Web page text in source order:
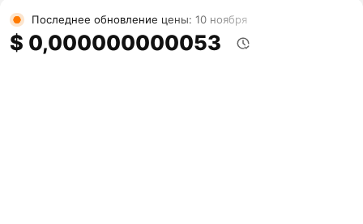
Последнее обновление цены: 10 ноября
$ 0,000000000053